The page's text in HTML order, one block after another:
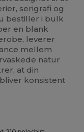
serigrafi og
bestiller i bulk
en blank
leverer
mellem
natur
at din
konsistent